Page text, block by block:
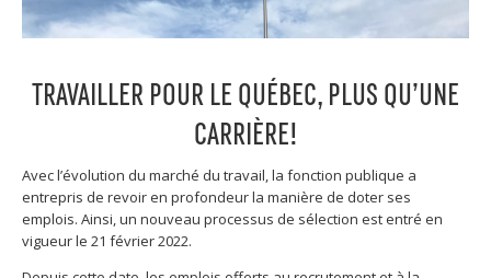
TRAVAILLER POUR LE QUÉBEC, PLUS QU’UNE
CARRIÈRE!
Avec l’évolution du marché du travail, la fonction publique a
entrepris de revoir en profondeur la manière de doter ses
emplois. Ainsi, un nouveau processus de sélection est entré en
vigueur le 21 février 2022.